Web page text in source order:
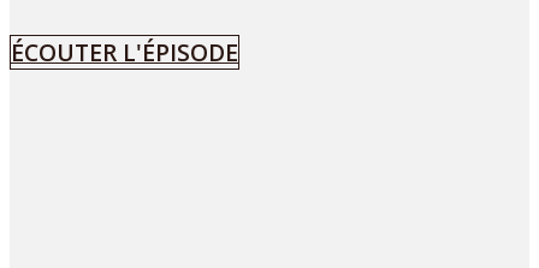
ÉCOUTER L'ÉPISODE